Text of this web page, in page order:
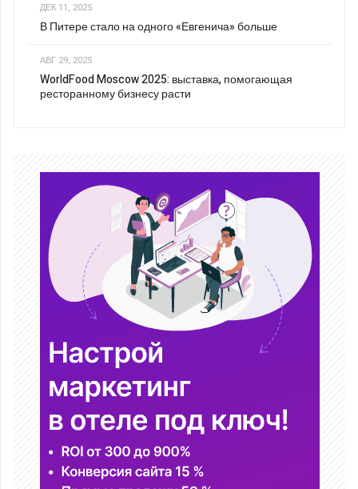
ДЕК 11, 2025
В Питере стало на одного «Евгенича» больше
АВГ 29, 2025
WorldFood Moscow 2025: выставка, помогающая
ресторанному бизнесу расти